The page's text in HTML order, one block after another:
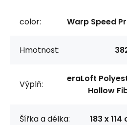
color: Warp Speed
Hmotnost:
Výplň:
eraLoft
Hollow
Šířka a délka: 183 x 114